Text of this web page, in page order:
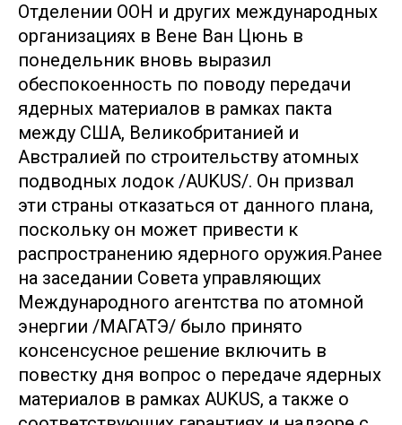
Отделении ООН и других международных
организациях в Вене Ван Цюнь в
понедельник вновь выразил
обеспокоенность по поводу передачи
ядерных материалов в рамках пакта
между США, Великобританией и
Австралией по строительству атомных
подводных лодок /AUKUS/. Он призвал
эти страны отказаться от данного плана,
поскольку он может привести к
распространению ядерного оружия.Ранее
на заседании Совета управляющих
Международного агентства по атомной
энергии /МАГАТЭ/ было принято
консенсусное решение включить в
повестку дня вопрос о передаче ядерных
материалов в рамках AUKUS, а также о